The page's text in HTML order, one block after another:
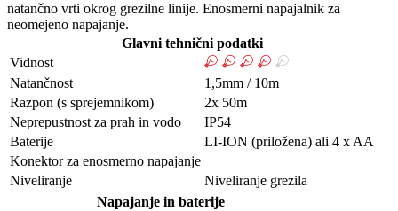
natančno vrti okrog grezilne linije. Enosmerni napajalnik za
neomejeno napajanje.
Glavni tehnični podatki
Vidnost
Natančnost
1,5mm / 10m
Razpon (s sprejemnikom)
2x 50m
Neprepustnost za prah in vodo
IP54
Baterije
LI-ION (priložena) ali 4 x AA
Konektor za enosmerno napajanje
Niveliranje
Niveliranje grezila
Napajanje in baterije